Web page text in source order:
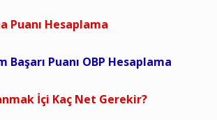
Puanı Hesaplama
Puanı OBP Hesaplama
İçi Kaç Net Gerekir?